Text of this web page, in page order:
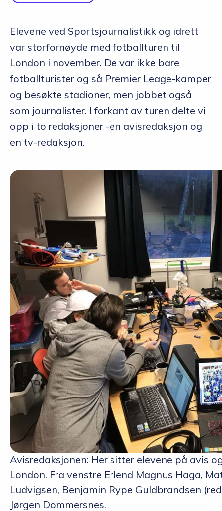
Elevene ved Sportsjournalistikk og idrett
var storfornøyde med fotballturen til
London i november. De var ikke bare
fotballturister og så Premier Leage-kamper
og besøkte stadioner, men jobbet også
som journalister. I forkant av turen delte vi
opp i to redaksjoner -en avisredaksjon og
en tv-redaksjon.
Avisredaksjonen: Her sitter elevene på avis
London. Fra venstre Erlend Magnus Haga,
Ludvigsen, Benjamin Rype Guldbrandsen
Jørgen Dommersnes.